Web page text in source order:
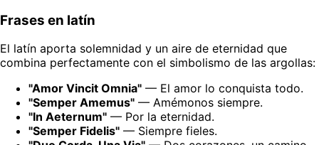
Frases en latín
El latín aporta solemnidad y un aire de eternidad que
combina perfectamente con el simbolismo de las argollas:
"Amor Vincit Omnia" — El amor lo conquista todo.
"Semper Amemus" — Amémonos siempre.
"In Aeternum" — Por la eternidad.
"Semper Fidelis" — Siempre fieles.